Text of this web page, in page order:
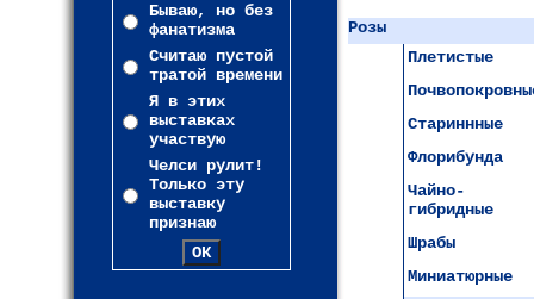
Бываю, но без
фанатизма
Считаю пустой
тратой времени
Я в этих
выставках
участвую
Челси рулит!
Только эту
выставку
признаю
Розы
Плетистые
Стариннные
Флорибунда
Чайно-
гибридные
Шрабы
Миниатюрные